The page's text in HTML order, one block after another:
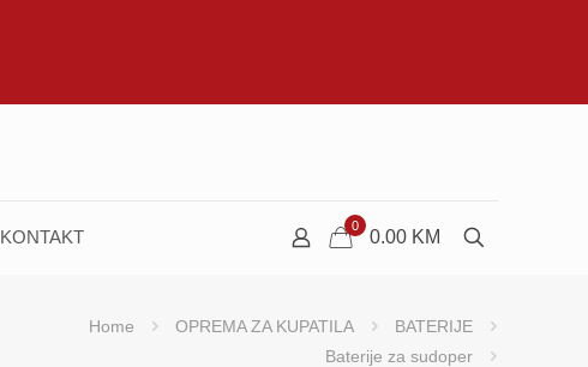
KONTAKT
0
0.00 KM
Home OPREMA ZA KUPATILA
BATERIJE
Baterije za sudoper